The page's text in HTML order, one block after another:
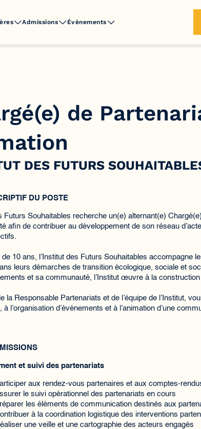
Admissions Évènements
de
DES FUTURS
DU POSTE
Futurs Souhaitables recherche un(e) alternant(e)
afin de contribuer au développement de son réseau
de 10 ans, l’Institut des Futurs Souhaitables accompagne
leurs démarches de transition écologique, sociale et
et sa communauté, l’Institut œuvre à la
la Responsable Partenariats et de l’équipe de l’Institut,
à l’organisation d’événements et à l’animation d’une
et suivi des partenariats
aux rendez-vous partenaires et aux comptes-
le suivi opérationnel des partenariats en cours
les éléments de communication destinés aux
à la coordination logistique des interventions
une veille et une cartographie des acteurs engagés